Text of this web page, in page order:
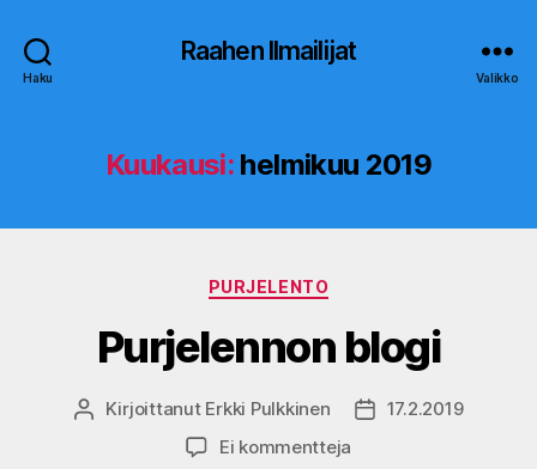
Haku
Raahen Ilmailijat
Valikko
Kuukausi: helmikuu 2019
Kategoriat
PURJELENTO
Purjelennon blogi
Kirjoittaja
Kirjoittanut Erkki Pulkkinen Julkaisupäivämäärä
17.2.2019
Ei kommentteja